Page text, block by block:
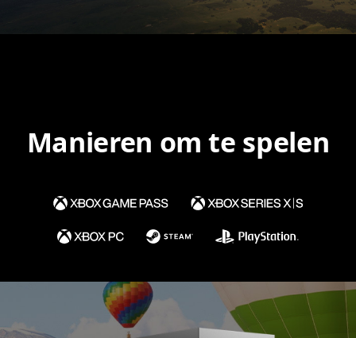
Manieren om te spelen